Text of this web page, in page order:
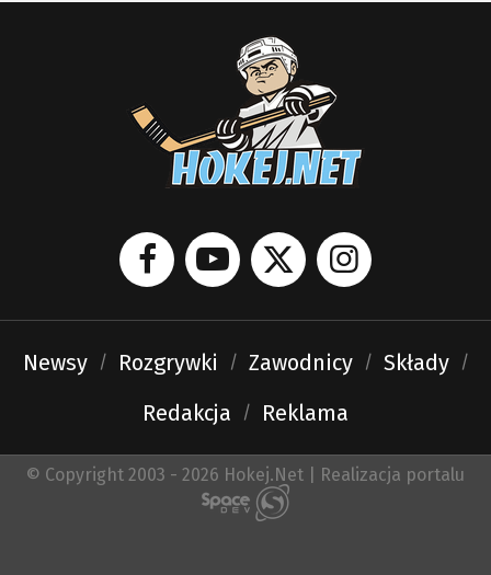
Newsy Rozgrywki Zawodnicy
Składy
Redakcja
Reklama
© Copyright 2003 - 2026 Hokej.Net | Realizacja portalu